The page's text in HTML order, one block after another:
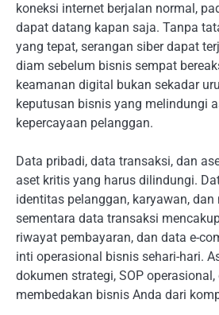
koneksi internet berjalan normal,
dapat datang kapan saja. Tanpa
yang tepat, serangan siber dapat
diam sebelum bisnis sempat
keamanan digital bukan sekadar
keputusan bisnis yang melindungi
kepercayaan pelanggan.
Data pribadi, data transaksi, dan
aset kritis yang harus dilindungi.
identitas pelanggan, karyawan,
sementara data transaksi
riwayat pembayaran, dan data e-
inti operasional bisnis sehari-hari.
dokumen strategi, SOP
membedakan bisnis Anda dari